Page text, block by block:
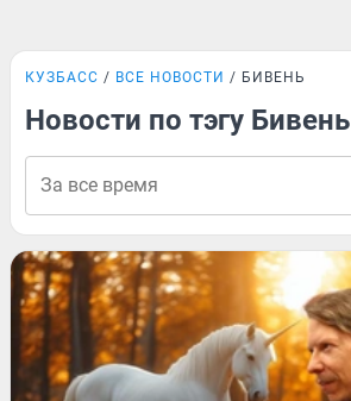
КУЗБАСС ВСЕ НОВОСТИ БИВЕНЬ
Новости по тэгу Бивень